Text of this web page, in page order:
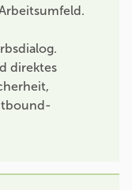
direktes